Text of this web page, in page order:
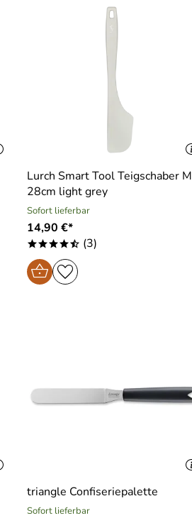
Lurch Smart Tool Teigschaber M
28cm light grey
Sofort lieferbar
14,90 €*
****/ (3)
triangle Confiseriepalette
Sofort lieferbar